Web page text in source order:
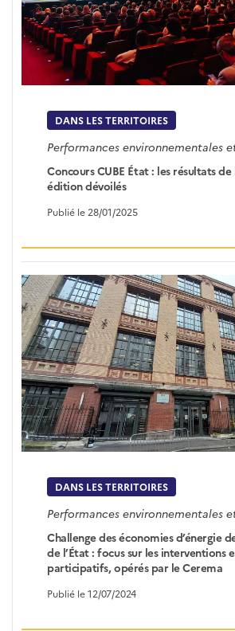
DANS LES TERRITOIRES
Performances environnementales
Concours CUBE État : les résultats
édition dévoilés
Publié le 28/01/2025
DANS LES TERRITOIRES
Performances environnementales
Challenge des économies d’énergie
de l’État : focus sur les interventions
participatifs, opérés par le Cerema
Publié le 12/07/2024